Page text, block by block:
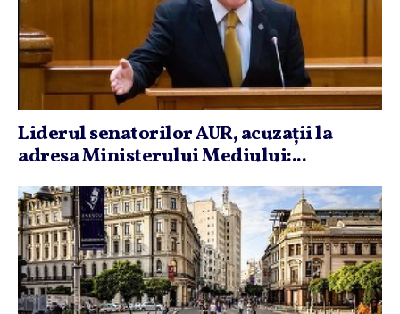
Liderul senatorilor AUR, acuzaţii la
adresa Ministerului Mediului:...